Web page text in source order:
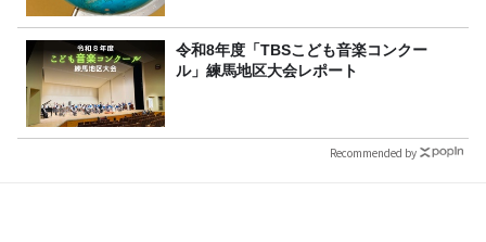
令和8年度「TBSこども音楽コンクー
ル」練馬地区大会レポート
Recommended by